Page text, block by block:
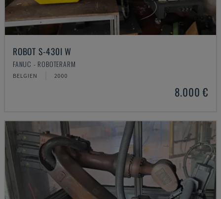
ROBOT S-430I W
FANUC - ROBOTERARM
BELGIEN 2000
8.000 €